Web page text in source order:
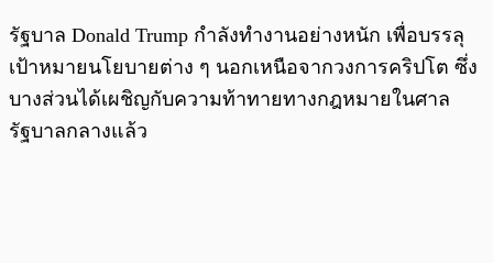
รัฐบาล Donald Trump กำลังทำงานอย่างหนัก เพื่อบรรลุ
เป้าหมายนโยบายต่าง ๆ นอกเหนือจากวงการคริปโต ซึ่ง
บางส่วนได้เผชิญกับความท้าทายทางกฎหมายในศาล
รัฐบาลกลางแล้ว